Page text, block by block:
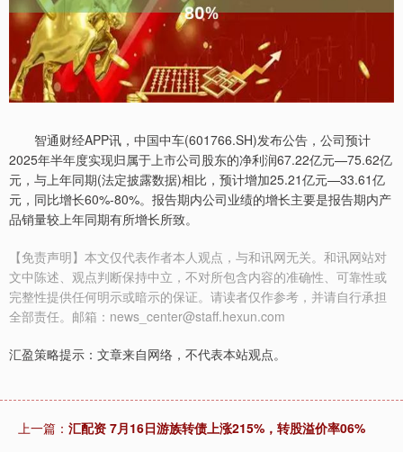
智通财经APP讯，中国中车(601766.SH)发布公告，公司预计
2025年半年度实现归属于上市公司股东的净利润67.22亿元—75.62亿
元，与上年同期(法定披露数据)相比，预计增加25.21亿元—33.61亿
元，同比增长60%-80%。报告期内公司业绩的增长主要是报告期内产
品销量较上年同期有所增长所致。
【免责声明】本文仅代表作者本人观点，与和讯网无关。和讯网站对
文中陈述、观点判断保持中立，不对所包含内容的准确性、可靠性或
完整性提供任何明示或暗示的保证。请读者仅作参考，并请自行承担
全部责任。邮箱：news_center@staff.hexun.com
汇盈策略提示：文章来自网络，不代表本站观点。
上一篇： 汇配资 7月16日游族转债上涨215%，转股溢价率06%